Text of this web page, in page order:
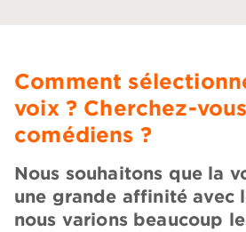
Comment
voix ? Cherchez-
comédiens ?
Nous souhaitons que la
une grande affinité avec
nous varions beaucoup